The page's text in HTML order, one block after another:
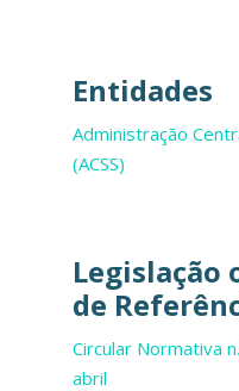
Entidades
Administração
(ACSS)
Legislação
de
Circular Normativa
abril